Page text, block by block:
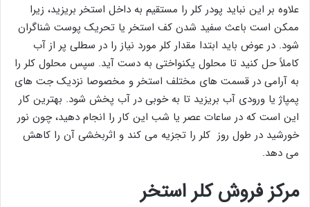
علاوه بر این نباید پودر کلر را مستقیم به داخل استخر بریزید، زیرا
ممکن است باعث سفید شدن کف استخر یا تحریک پوست شناگران
شود. در عوض باید ابتدا مقدار کلر مورد نیاز را در سطلی پر از آب
کاملاً حل کنید تا محلول یکنواختی به‌ دست آید. سپس محلول کلر را
به آرامی در قسمت‌ های مختلف استخر و مخصوصا نزدیک جت‌ های
پمپاژ یا ورودی آب بریزید تا به خوبی در آب پخش شود. بهترین کار
این است که در ساعات عصر یا شب این کار را انجام دهید، چون نور
خورشید در طول روز کلر را تجزیه می کند و اثربخشی آن را کاهش
می دهد.
مرکز فروش کلر استخر